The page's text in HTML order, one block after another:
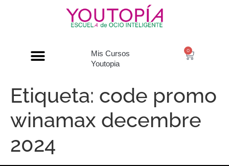
Mis Cursos
Youtopia
0
Etiqueta: code promo
winamax decembre
2024